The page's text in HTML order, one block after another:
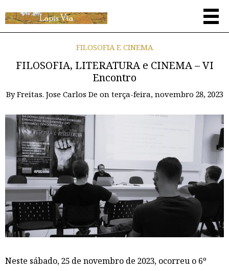
FILOSOFIA E CINEMA
FILOSOFIA, LITERATURA e CINEMA – VI
Encontro
ByFreitas. Jose Carlos De on terça-feira, novembro 28, 2023
Neste sábado, 25 de novembro de 2023, ocorreu o 6º